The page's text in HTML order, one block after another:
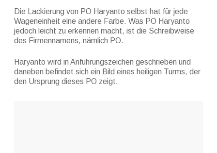
Die Lackierung von PO Haryanto selbst hat für jede
Wageneinheit eine andere Farbe. Was PO Haryanto
jedoch leicht zu erkennen macht, ist die Schreibweise
des Firmennamens, nämlich PO.
Haryanto wird in Anführungszeichen geschrieben und
daneben befindet sich ein Bild eines heiligen Turms, der
den Ursprung dieses PO zeigt.